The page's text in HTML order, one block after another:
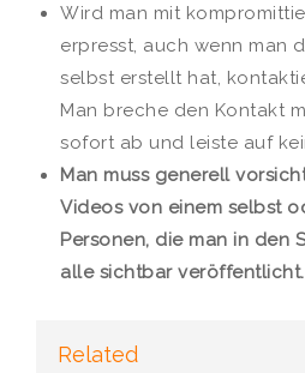
Wird man mit
erpresst, auch wenn man
selbst erstellt hat,
Man breche den Kontakt
sofort ab und leiste auf
Man muss generell
Videos von einem selbst
Personen, die man in den
alle sichtbar veröffentlicht.
Related